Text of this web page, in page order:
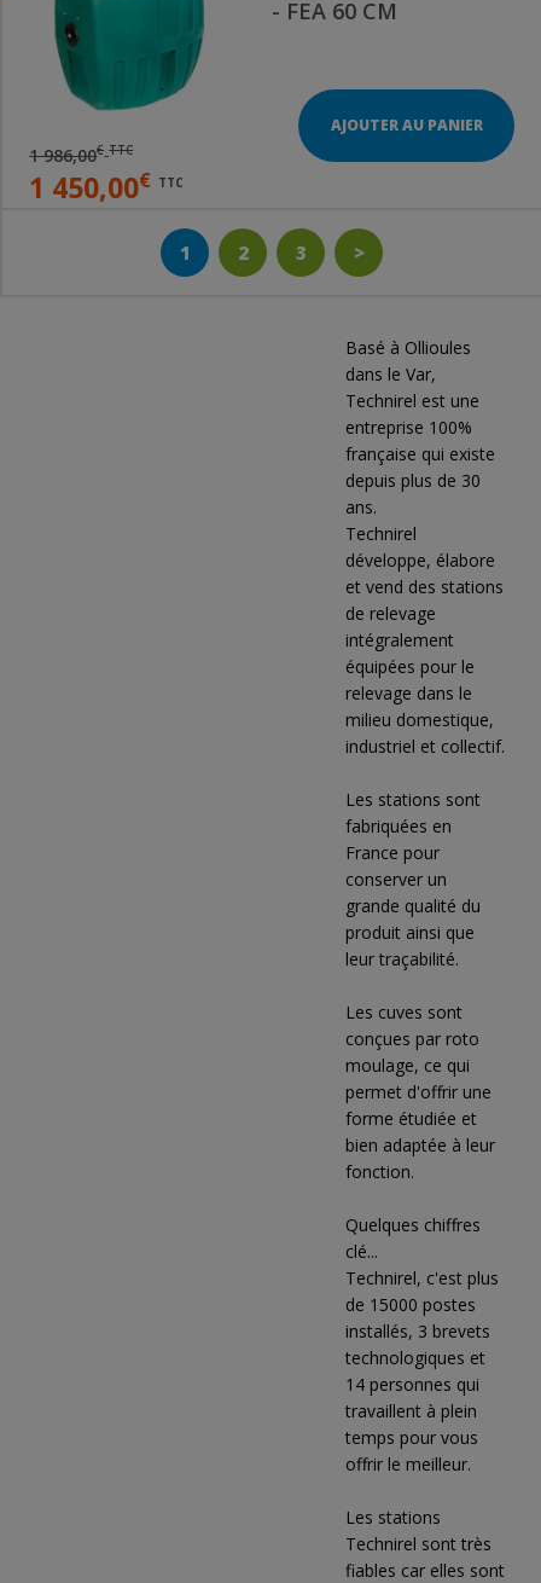
- FEA 60 CM
1 986,00€ TTC
1 450,00€ TTC
AJOUTER AU PANIER
1 2 3 >
Basé à Ollioules
dans le Var,
Technirel est une
entreprise 100%
française qui existe
depuis plus de 30
ans.
Technirel
développe, élabore
et vend des stations
de relevage
intégralement
équipées pour le
relevage dans le
milieu domestique,
industriel et collectif.
Les stations sont
fabriquées en
France pour
conserver un
grande qualité du
produit ainsi que
leur traçabilité.
Les cuves sont
conçues par roto
moulage, ce qui
permet d'offrir une
forme étudiée et
bien adaptée à leur
fonction.
Quelques chiffres
clé...
Technirel, c'est plus
de 15000 postes
installés, 3 brevets
technologiques et
14 personnes qui
travaillent à plein
temps pour vous
offrir le meilleur.
Les stations
Technirel sont très
fiables car elles sont